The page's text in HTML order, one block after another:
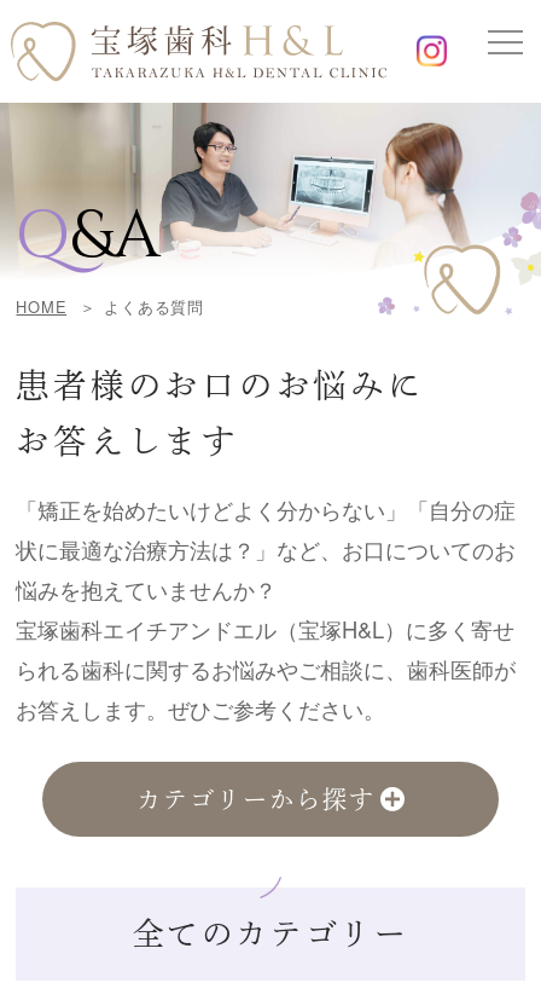
Q&A
HOME よくある質問
患者様のお口のお悩みに
お答えします
「矯正を始めたいけどよく分からない」「自分の症
状に最適な治療方法は？」など、お口についてのお
悩みを抱えていませんか？
宝塚歯科エイチアンドエル（宝塚H&L）に多く寄せ
られる歯科に関するお悩みやご相談に、歯科医師が
お答えします。ぜひご参考ください。
カテゴリーから探す
全てのカテゴリー